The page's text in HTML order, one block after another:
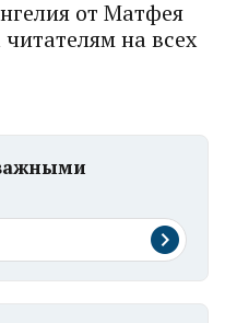
от Матфея
на всех